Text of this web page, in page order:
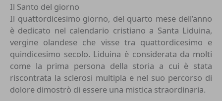
Il Santo del giorno
Il quattordicesimo giorno, del quarto mese dell’anno
è dedicato nel calendario cristiano a Santa Liduina,
vergine olandese che visse tra quattordicesimo e
quindicesimo secolo. Liduina è considerata da molti
come la prima persona della storia a cui è stata
riscontrata la sclerosi multipla e nel suo percorso di
dolore dimostrò di essere una mistica straordinaria.